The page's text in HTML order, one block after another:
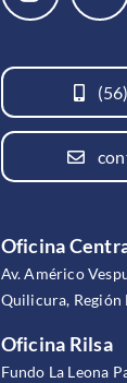
Oficina
Av. Américo
Quilicura,
Oficina Rilsa
Fundo La Leona